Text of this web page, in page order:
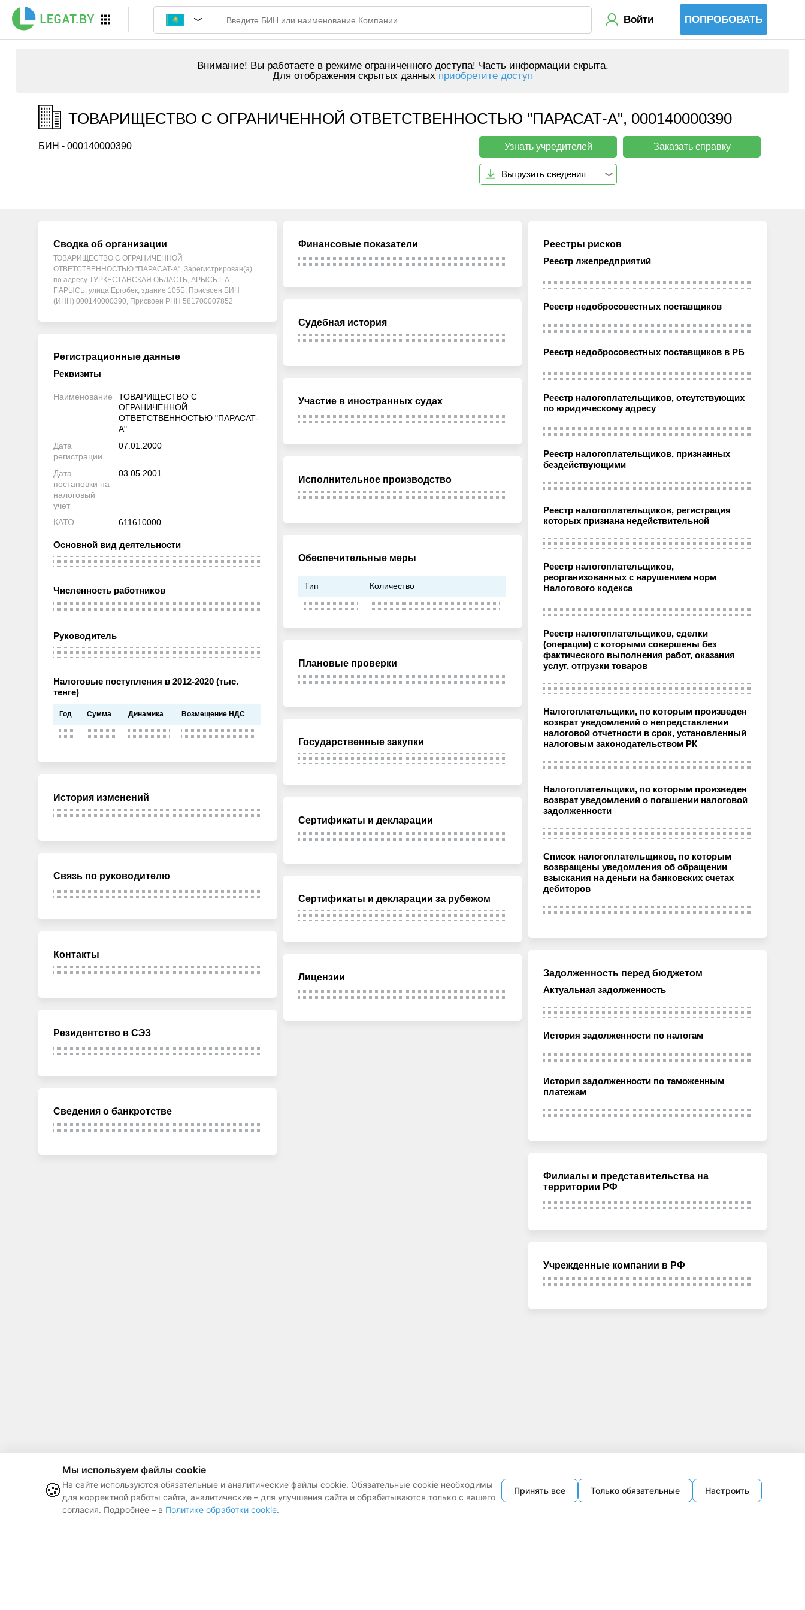
Войти ПОПРОБОВАТЬ
Внимание! Вы работаете в режиме ограниченного доступа! Часть информации скрыта.
Для отображения скрытых данных приобретите доступ
ТОВАРИЩЕСТВО С ОГРАНИЧЕННОЙ ОТВЕТСТВЕННОСТЬЮ "ПАРАСАТ-А", 000140000390
БИН - 000140000390 Узнать учредителей Заказать справку
Выгрузить сведения
Сводка об организации
ТОВАРИЩЕСТВО С ОГРАНИЧЕННОЙ
ОТВЕТСТВЕННОСТЬЮ "ПАРАСАТ-А", Зарегистрирован(а)
по адресу ТУРКЕСТАНСКАЯ ОБЛАСТЬ, АРЫСЬ Г.А.,
Г.АРЫСЬ, улица Ергобек, здание 105Б, Присвоен БИН
(ИНН) 000140000390, Присвоен РНН 581700007852
Регистрационные данные
Реквизиты
Наименование
ТОВАРИЩЕСТВО С
ОГРАНИЧЕННОЙ
ОТВЕТСТВЕННОСТЬЮ "ПАРАСАТ-
А"
Дата
регистрации
07.01.2000
Дата
постановки на
налоговый
учет
03.05.2001
КАТО 611610000
Основной вид деятельности
Численность работников
Руководитель
Налоговые поступления в 2012-2020 (тыс.
тенге)
Год Сумма Динамика Возмещение НДС
История изменений
Связь по руководителю
Контакты
Резидентство в СЭЗ
Сведения о банкротстве
Финансовые показатели
Судебная история
Участие в иностранных судах
Исполнительное производство
Обеспечительные меры
Тип Количество
Плановые проверки
Государственные закупки
Сертификаты и декларации
Сертификаты и декларации за рубежом
Лицензии
Реестры рисков
Реестр лжепредприятий
Реестр недобросовестных поставщиков
Реестр недобросовестных поставщиков в РБ
Реестр налогоплательщиков, отсутствующих
по юридическому адресу
Реестр налогоплательщиков, признанных
бездействующими
Реестр налогоплательщиков, регистрация
которых признана недействительной
Реестр налогоплательщиков,
реорганизованных с нарушением норм
Налогового кодекса
Реестр налогоплательщиков, сделки
(операции) с которыми совершены без
фактического выполнения работ, оказания
услуг, отгрузки товаров
Налогоплательщики, по которым произведен
возврат уведомлений о непредставлении
налоговой отчетности в срок, установленный
налоговым законодательством РК
Налогоплательщики, по которым произведен
возврат уведомлений о погашении налоговой
задолженности
Список налогоплательщиков, по которым
возвращены уведомления об обращении
взыскания на деньги на банковских счетах
дебиторов
Задолженность перед бюджетом
Актуальная задолженность
История задолженности по налогам
История задолженности по таможенным
платежам
Филиалы и представительства на
территории РФ
Учрежденные компании в РФ
🍪
Мы используем файлы cookie
На сайте используются обязательные и аналитические файлы cookie. Обязательные cookie необходимы
для корректной работы сайта, аналитические – для улучшения сайта и обрабатываются только с вашего
согласия. Подробнее – в Политике обработки cookie.
Принять все Только обязательные Настроить